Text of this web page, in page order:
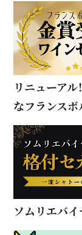
リニューア
なフランス
ソムリエバ